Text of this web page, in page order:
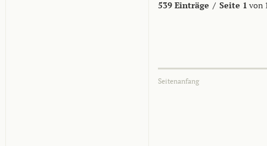
539 Einträge / Seite 1 von
Seitenanfang